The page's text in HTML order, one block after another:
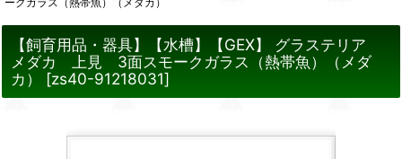
【飼育用品・器具】【水槽】【GEX】 グラステリア
メダカ 上見 3面スモークガラス（熱帯魚）（メダ
カ）
[zs40-91218031]